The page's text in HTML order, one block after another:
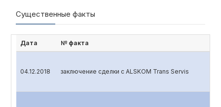
Существенные факты
Дата № факта
04.12.2018 заключение сделки с ALSKOM Trans Servis